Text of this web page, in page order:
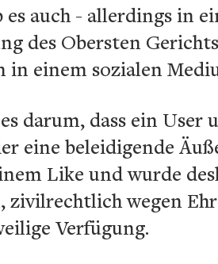
auch - allerdings in
des Obersten
einem sozialen
darum, dass ein
eine beleidigende
Like und wurde
zivilrechtlich wegen
Verfügung.